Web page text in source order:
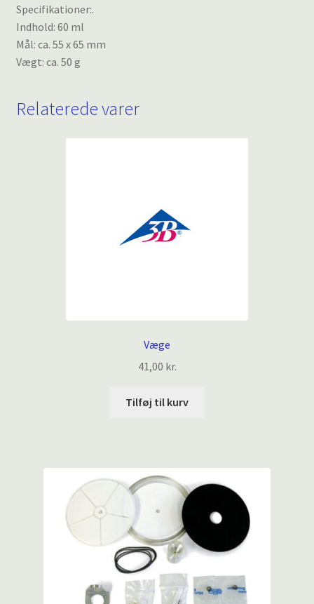
Specifikationer:.
Indhold: 60 ml
Mål: ca. 55 x 65 mm
Vægt: ca. 50 g
Relaterede varer
Væge
41,00 kr.
Tilføj til kurv